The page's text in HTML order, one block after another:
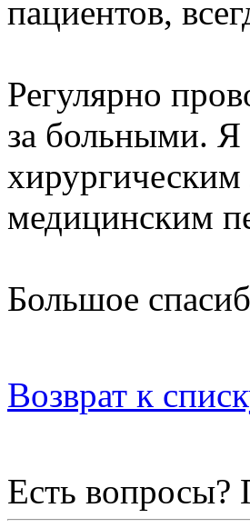
пациентов,
Регулярно
за больными. Я
медицинским
Большое
Возврат к
Есть вопросы?